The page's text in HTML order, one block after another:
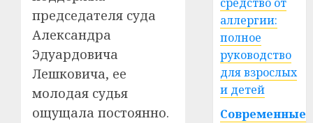
председателя суда
Александра
Эдуардовича
Лешковича, ее
молодая судья
ощущала постоянно.
аллергии:
полное
руководство
для взрослых
и детей
Современные